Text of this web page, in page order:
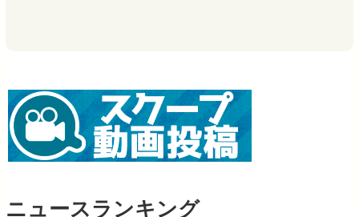
ニュースランキング